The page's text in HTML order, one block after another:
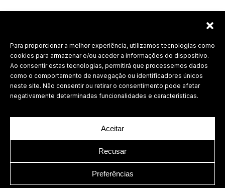
Para proporcionar a melhor experiência, utilizamos tecnologias como
cookies para armazenar e/ou aceder a informações do dispositivo.
Ao consentir estas tecnologias, permitirá que processemos dados
como o comportamento de navegação ou identificadores únicos
neste site. Não consentir ou retirar o consentimento pode afetar
negativamente determinadas funcionalidades e características.
Aceitar
Recusar
Preferências
Labdesign, Lda.
2026 Todos os direitos reservados.
Política de Privacidade